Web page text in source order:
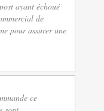
ayant échoué
de
pour assurer une
ce